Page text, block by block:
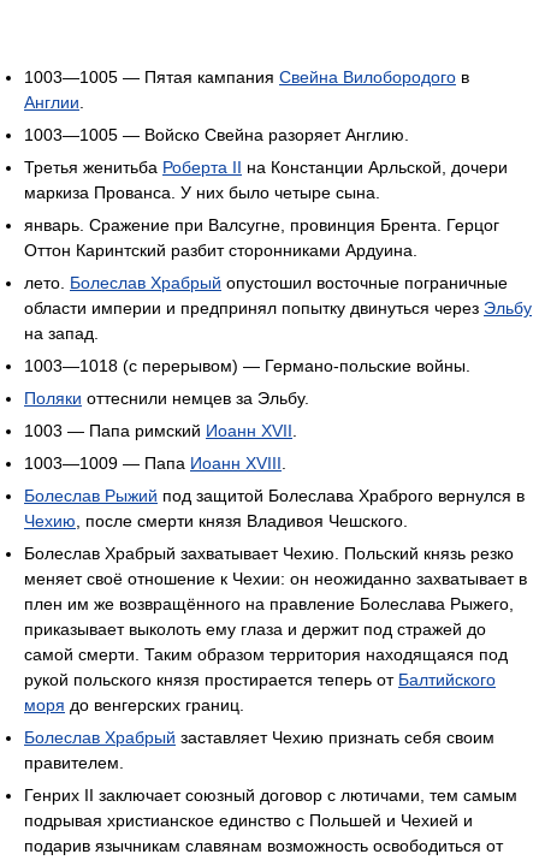
1003—1005 — Пятая кампания Свейна Вилобородого в
Англии.
1003—1005 — Войско Свейна разоряет Англию.
Третья женитьба Роберта II на Констанции Арльской, дочери
маркиза Прованса. У них было четыре сына.
январь. Сражение при Валсугне, провинция Брента. Герцог
Оттон Каринтский разбит сторонниками Ардуина.
лето. Болеслав Храбрый опустошил восточные пограничные
области империи и предпринял попытку двинуться через Эльбу
на запад.
1003—1018 (с перерывом) — Германо-польские войны.
Поляки оттеснили немцев за Эльбу.
1003 — Папа римский Иоанн XVII.
1003—1009 — Папа Иоанн XVIII.
Болеслав Рыжий под защитой Болеслава Храброго вернулся в
Чехию, после смерти князя Владивоя Чешского.
Болеслав Храбрый захватывает Чехию. Польский князь резко
меняет своё отношение к Чехии: он неожиданно захватывает в
плен им же возвращённого на правление Болеслава Рыжего,
приказывает выколоть ему глаза и держит под стражей до
самой смерти. Таким образом территория находящаяся под
рукой польского князя простирается теперь от Балтийского
моря до венгерских границ.
Болеслав Храбрый заставляет Чехию признать себя своим
правителем.
Генрих II заключает союзный договор с лютичами, тем самым
подрывая христианское единство с Польшей и Чехией и
подарив язычникам славянам возможность освободиться от